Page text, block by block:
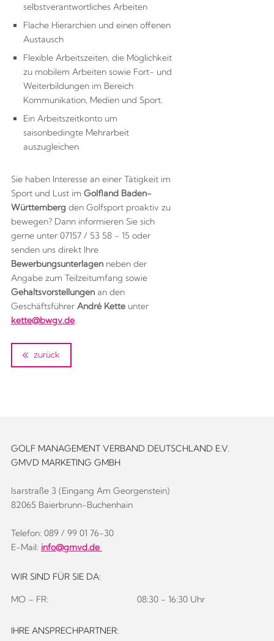
selbstverantwortliches Arbeiten
Flache Hierarchien und einen offenen
Austausch
Flexible Arbeitszeiten, die Möglichkeit
zu mobilem Arbeiten sowie Fort- und
Weiterbildungen im Bereich
Kommunikation, Medien und Sport.
Ein Arbeitszeitkonto um
saisonbedingte Mehrarbeit
auszugleichen
Sie haben Interesse an einer Tätigkeit im
Sport und Lust im Golfland Baden-
Württembergden Golfsport proaktiv zu
bewegen? Dann informieren Sie sich
gerne unter 07157 / 53 58 - 15 oder
senden uns direkt Ihre
Bewerbungsunterlagenneben der
Angabe zum Teilzeitumfang sowie
Gehaltsvorstellungen an den
Geschäftsführer André Kette unter
kette@bwgv.de.
zurück
GOLF MANAGEMENT VERBAND DEUTSCHLAND E.V.
GMVD MARKETING GMBH
Isarstraße 3 (Eingang Am Georgenstein)
82065 Baierbrunn-Buchenhain
Telefon: 089 / 99 01 76-30
E-Mail: info@gmvd.de
WIR SIND FÜR SIE DA:
MO – FR: 08:30 - 16:30 Uhr
IHRE ANSPRECHPARTNER: